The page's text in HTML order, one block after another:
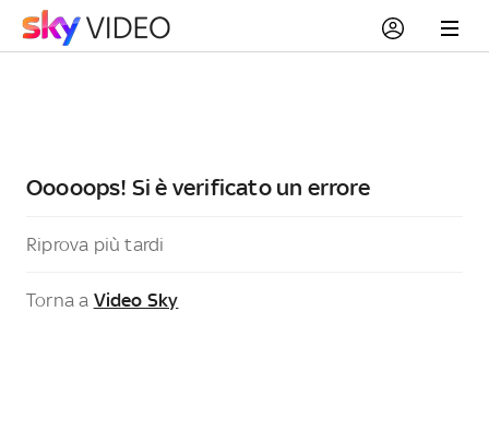
Ooooops! Si è verificato un errore
Riprova più tardi
Torna a Video Sky